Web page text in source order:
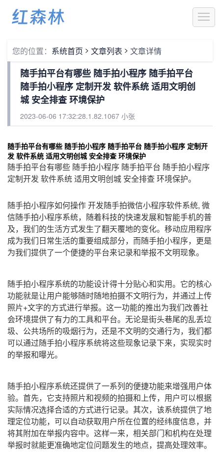
您的位置： 系统首页 > 文章列表 > 文章详情
随手拍平台有哪些 随手拍小程序 随手拍平台
随手拍小程序 定制开发 软件系统 适用文明创
城 安全排查 环境保护
2023-06-06 17:32:28.1.82.1067 小张
随手拍平台有哪些 随手拍小程序 随手拍平台 随手拍小程序 定制开
发 软件系统 适用文明创城 安全排查 环境保护
随手拍平台有哪些 随手拍小程序 随手拍平台 随手拍小程序
定制开发 软件系统 适用文明创城 安全排查 环境保护。
随手拍小程序如何操作 开发随手拍微信小程序软件系统, 微
信随手拍小程序系统，随着科技的快速发展和智能手机的普
及，我们的生活方式发生了翻天覆地的变化。移动应用程序
成为我们日常生活的重要组成部分，而随手拍小程序，更是
为我们提供了一个便捷的平台来记录和举报不文明现象。
随手拍小程序系统的功能设计得十分贴心和实用。它的核心
功能就是让用户能够随时随地拍摄不文明行为，并通过上传
照片+文字的方式进行举报。这一功能的推出为我们改善社
会环境提供了有力的工具和平台。无论是街头巷尾的乱丢垃
圾、公共场所的吸烟行为，还是不文明的交通行为，我们都
可以通过随手拍小程序系统将这些现象记录下来，实现实时
的举报和曝光。
随手拍小程序系统还提供了一系列的便捷功能来增强用户体
验。首先，它支持照片和视频的拍摄和上传，用户可以根据
实际情况选择合适的方式进行记录。其次，该系统提供了地
理定位功能，可以自动获取用户所在位置的经纬度信息，并
将其附加在举报内容中。这样一来，相关部门和机构在处理
举报时就能更准确地定位问题发生的地点，提高处理效率。